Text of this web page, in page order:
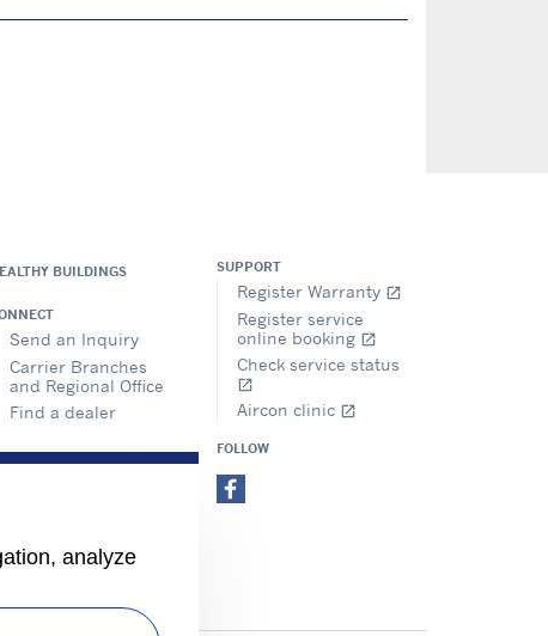
BUILDINGS
Send an Inquiry
Carrier Branches
and Regional Office
Find a dealer
SUPPORT
Register Warranty open_in_new
Register service
online booking open_in_new
Check service status
open_in_new
Aircon clinic open_in_new
FOLLOW
analyze